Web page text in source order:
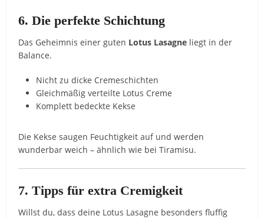
6. Die perfekte Schichtung
Das Geheimnis einer guten Lotus Lasagne liegt in der
Balance.
Nicht zu dicke Cremeschichten
Gleichmäßig verteilte Lotus Creme
Komplett bedeckte Kekse
Die Kekse saugen Feuchtigkeit auf und werden
wunderbar weich – ähnlich wie bei Tiramisu.
7. Tipps für extra Cremigkeit
Willst du, dass deine Lotus Lasagne besonders fluffig